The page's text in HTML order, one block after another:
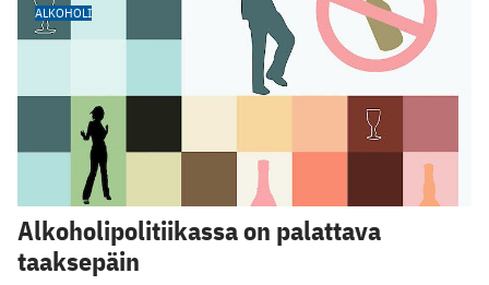
ALKOHOLI
Alkoholipolitiikassa on palattava
taaksepäin